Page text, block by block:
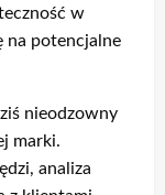
w
na potencjalne
nieodzowny
marki.
analiza